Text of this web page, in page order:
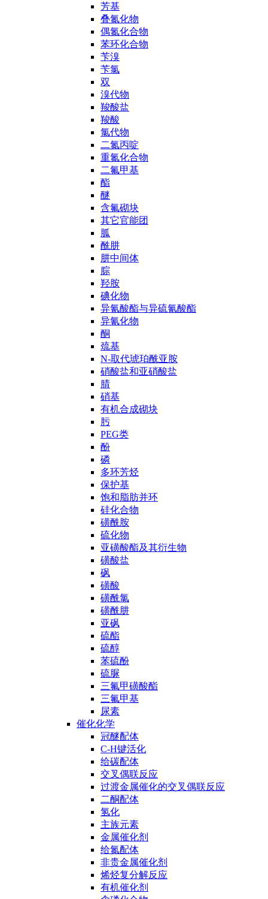
芳基
叠氮化物
偶氮化合物
苯环化合物
苄溴
苄氯
双
溴代物
羧酸盐
羧酸
氯代物
二氮丙啶
重氮化合物
二氟甲基
酯
醚
含氟砌块
其它官能团
胍
酰肼
肼中间体
腙
羟胺
碘化物
异氰酸酯与异硫氰酸酯
异氰化物
酮
巯基
N-取代琥珀酰亚胺
硝酸盐和亚硝酸盐
腈
硝基
有机合成砌块
肟
PEG类
酚
磷
多环芳烃
保护基
饱和脂肪并环
硅化合物
磺酰胺
硫化物
亚磺酸酯及其衍生物
磺酸盐
砜
磺酸
磺酰氯
磺酰肼
亚砜
硫酯
硫醇
苯硫酚
硫脲
三氟甲磺酸酯
三氟甲基
尿素
催化化学
冠醚配体
C-H键活化
给碳配体
交叉偶联反应
过渡金属催化的交叉偶联反应
二酮配体
氢化
主族元素
金属催化剂
给氮配体
非贵金属催化剂
烯烃复分解反应
有机催化剂